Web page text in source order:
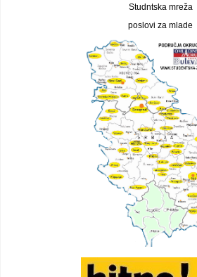
Studntska mreža
poslovi za mlade